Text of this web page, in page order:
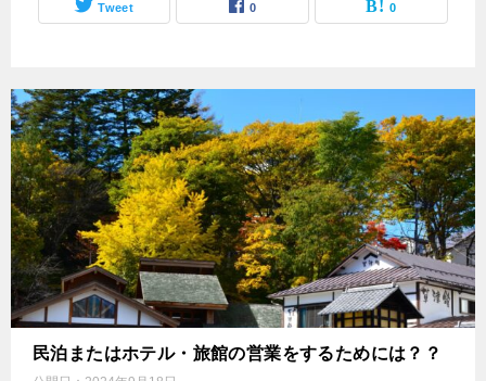
Tweet 0 0
民泊またはホテル・旅館の営業をするためには？？